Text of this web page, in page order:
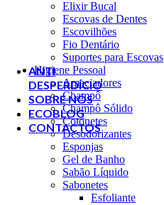
Hialurónico
(30ml) -
laSaponaria
€9.90
ANTI
DESPERDÍCIO
SOBRE NÓS
ECOBLOG
CONTACTOS
Elixir Bucal
Escovas de Dentes
Escovilhões
Fio Dentário
Suportes para Escovas
Higiene Pessoal
Amaciadores
Champô
Champô Sólido
Cotonetes
Desodorizantes
Esponjas
Gel de Banho
Sabão Líquido
Sabonetes
Esfoliante